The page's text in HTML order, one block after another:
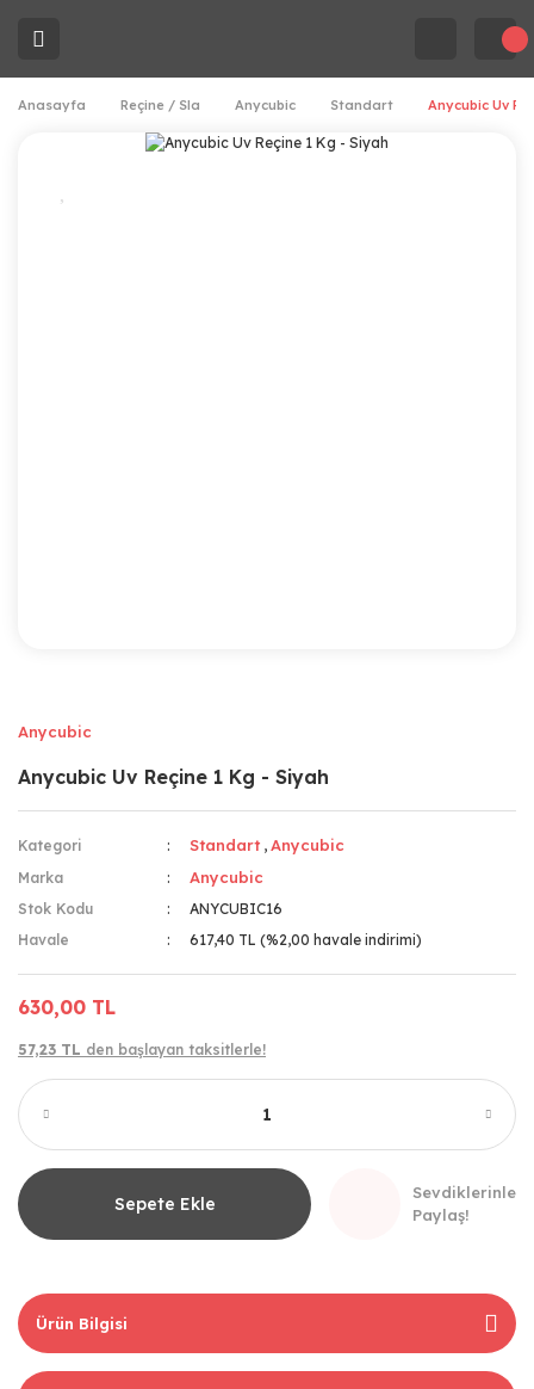
Anasayfa Reçine / Sla Anycubic Standart Anycubic Uv
Anycubic
Anycubic Uv Reçine 1 Kg - Siyah
Kategori Standart ,Anycubic
Marka Anycubic
Stok Kodu
ANYCUBIC16
Havale
617,40 TL (%2,00 havale indirimi)
630,00 TL
57,23 TL den başlayan taksitlerle!
Sepete Ekle
Sevdiklerinle
Paylaş!
Ürün Bilgisi